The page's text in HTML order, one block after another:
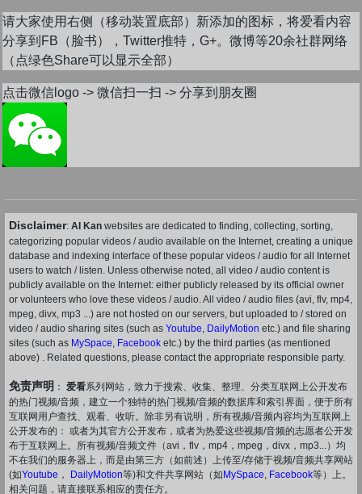
请大家使用右侧（移动装置底部）新添加的图标，将爱看内容
分享到FB（脸书），Twitter推特，G+。微博等20余社群网络
（点绿色Share可以显示全部）
点击微信logo -> 微信扫一扫 -> 分享到朋友圈
Disclaimer: AI Kan websites are dedicated to finding, collecting, sorting,
categorizing popular videos / audio available on the Internet, creating a unique
database and indexing interface of these popular videos / audio for all Internet
users to watch / listen. Unless otherwise noted, all video / audio content is
publicly available on the Internet: either publicly released by its official owner
or volunteers who love these videos / audio. All video / audio files (avi, flv, mp4,
mpeg, divx, mp3 ...) are not hosted on our servers, but uploaded to / stored on
video / audio sharing sites (such as Youtube DailyMotion etc.) and file sharing
sites (such as MySpace Facebook etc.) by the third parties (as mentioned
above) . Related questions, please contact the appropriate responsible party.
免责声明 ： 爱看系列网站，致力于搜索、收集、整理、分类互联网上公开发布
的热门视频/音频，建立一个独特的热门视频/音频的数据库和索引界面，便于所有
互联网用户查找、观看、收听。除非另有说明，所有视频/音频内容均为互联网上
公开发布的： 或者为其官方公开发布，或者为热爱这些视频/音频的志愿者公开发
布于互联网上。所有视频/音频文件（avi，flv，mp4，mpeg，divx，mp3...）均
不在我们的服务器上，而是由第三方（如前述）上传至/存储于视频/音频共享网站
(如Youtube ， DailyMotion等)和文件共享网站（如MySpace Facebook等）上。
相关问题，请直接联系相应的责任方。